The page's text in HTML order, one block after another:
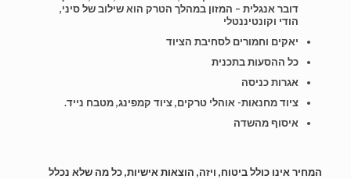
דובר אנגלית – המזון במהלך הטרק הוא שילוב של סיני,
הודי וקונטיננטלי
יאקים וחמורים לסחיבת הציוד
כל ההסעות בתכנית
אגרות כניסה
ציוד מחנאות- אוהלי טרקים, ציוד קמפינג, מטבח נייד.
איסוף מהשדה
המחיר אינו כולל ביטוח, ויזה, הוצאות אישיות, כל מה שלא נכלל